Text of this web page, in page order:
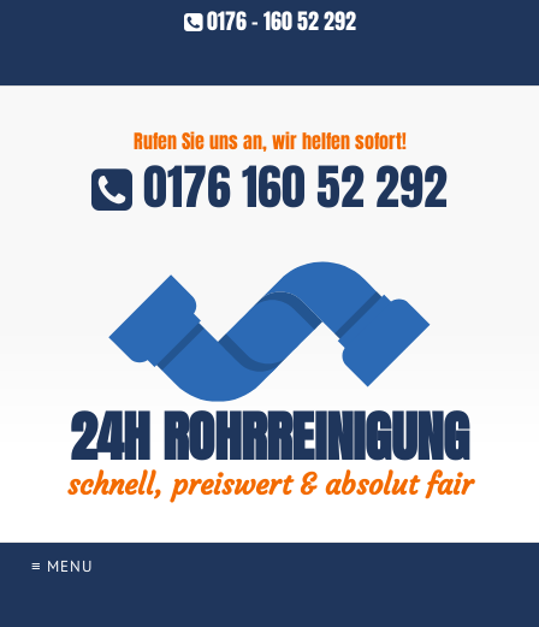
0176 - 160 52 292
Rufen Sie uns an, wir helfen sofort!
0176 160 52 292
24H ROHRREINIGUNG
schnell, preiswert & absolut fair
≡ MENU